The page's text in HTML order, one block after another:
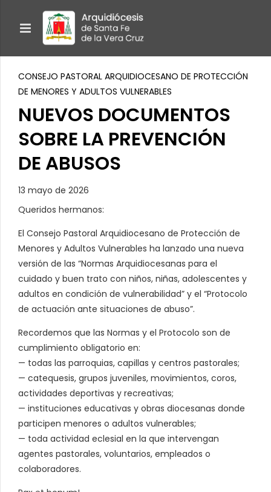
CONSEJO PASTORAL ARQUIDIOCESANO DE PROTECCIÓN
DE MENORES Y ADULTOS VULNERABLES
NUEVOS DOCUMENTOS
SOBRE LA PREVENCIÓN
DE ABUSOS
13 mayo de 2026
Queridos hermanos:
El Consejo Pastoral Arquidiocesano de Protección de
Menores y Adultos Vulnerables ha lanzado una nueva
versión de las “Normas Arquidiocesanas para el
cuidado y buen trato con niños, niñas, adolescentes y
adultos en condición de vulnerabilidad” y el “Protocolo
de actuación ante situaciones de abuso”.
Recordemos que las Normas y el Protocolo son de
cumplimiento obligatorio en:
— todas las parroquias, capillas y centros pastorales;
— catequesis, grupos juveniles, movimientos, coros,
actividades deportivas y recreativas;
— instituciones educativas y obras diocesanas donde
participen menores o adultos vulnerables;
— toda actividad eclesial en la que intervengan
agentes pastorales, voluntarios, empleados o
colaboradores.